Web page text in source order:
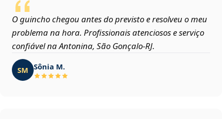
O guincho chegou antes do previsto e resolveu o meu
problema na hora. Profissionais atenciosos e serviço
confiável na Antonina, São Gonçalo‑RJ.
SM Sônia M.